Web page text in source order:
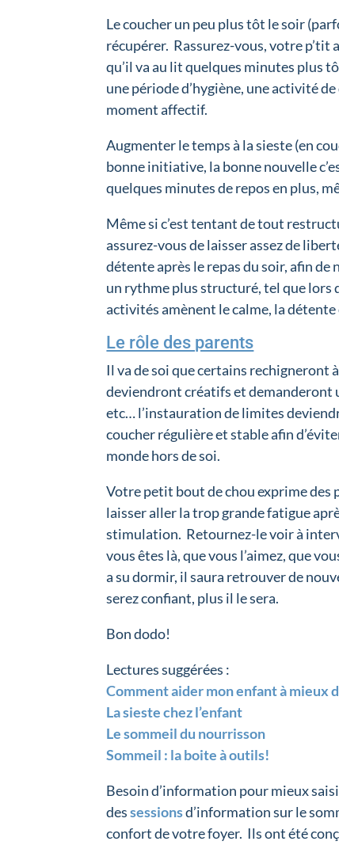
Le coucher un peu plus tôt le soir
récupérer. Rassurez-vous, votre p’tit
qu’il va au lit quelques minutes plus
une période d’hygiène, une activité
moment affectif.
Augmenter le temps à la sieste (en
bonne initiative, la bonne nouvelle
quelques minutes de repos en plus,
Même si c’est tentant de tout
assurez-vous de laisser assez de
détente après le repas du soir, afin
un rythme plus structuré, tel que lors
activités amènent le calme, la
Le rôle des parents
Il va de soi que certains rechigneront
deviendront créatifs et demanderont
etc… l’instauration de limites
coucher régulière et stable afin
monde hors de soi.
Votre petit bout de chou exprime des
laisser aller la trop grande fatigue
stimulation. Retournez-le voir à
vous êtes là, que vous l’aimez, que
a su dormir, il saura retrouver de
serez confiant, plus il le sera.
Bon dodo!
Lectures suggérées :
Comment aider mon enfant à mieux
La sieste chez l’enfant
Le sommeil du nourrisson
Sommeil : la boite à outils!
Besoin d’information pour mieux
dessessionsd’information sur le
confort de votre foyer. Ils ont été